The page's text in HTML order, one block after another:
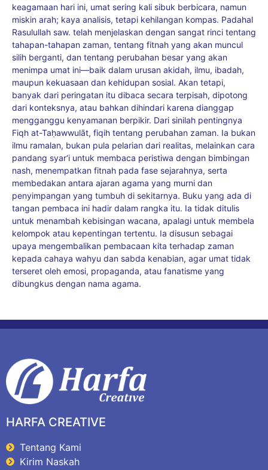
keagamaan hari ini, umat sering kali sibuk berbicara, namun
miskin arah; kaya analisis, tetapi kehilangan kompas. Padahal
Rasulullah saw. telah menjelaskan dengan sangat rinci tentang
tahapan-tahapan zaman, tentang fitnah yang akan muncul
silih berganti, dan tentang perubahan besar yang akan
menimpa umat ini—baik dalam urusan akidah, ilmu, ibadah,
maupun kekuasaan dan kehidupan sosial. Akan tetapi,
banyak dari peringatan itu dibaca secara terpisah, dipotong
dari konteksnya, atau bahkan dihindari karena dianggap
mengganggu kenyamanan berpikir. Dari sinilah pentingnya
Fiqh at-Taḥawwulāt, fiqih tentang perubahan zaman. Ia bukan
ilmu ramalan, bukan pula pelarian dari realitas, melainkan cara
pandang syar‘i untuk membaca peristiwa dengan bimbingan
nash, menempatkan fitnah pada fase sejarahnya, serta
membedakan antara ajaran agama yang murni dan
penyimpangan yang tumbuh di sekitarnya. Buku yang ada di
tangan pembaca ini hadir dalam rangka itu. Ia tidak ditulis
untuk menambah kebisingan wacana, apalagi untuk membela
kelompok atau kepentingan tertentu. Ia disusun sebagai
upaya mengembalikan pembacaan kita terhadap zaman
kepada cahaya wahyu dan sabda kenabian, agar umat tidak
terseret oleh emosi, propaganda, atau fanatisme yang
dibungkus dengan nama agama.
HARFA CREATIVE
Tentang Kami
Kirim Naskah